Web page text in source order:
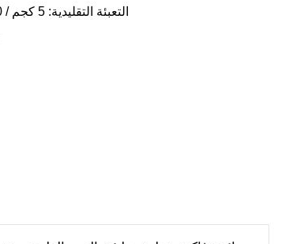
التعبئة التقليدية: 5 كجم / 10 كجم / 20 كجم / 25 كجم / 30 كجم